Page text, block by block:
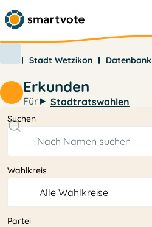
Stadt Wetzikon Datenbank
Erkunden
Für Stadtratswahlen
Suchen
Wahlkreis
Partei